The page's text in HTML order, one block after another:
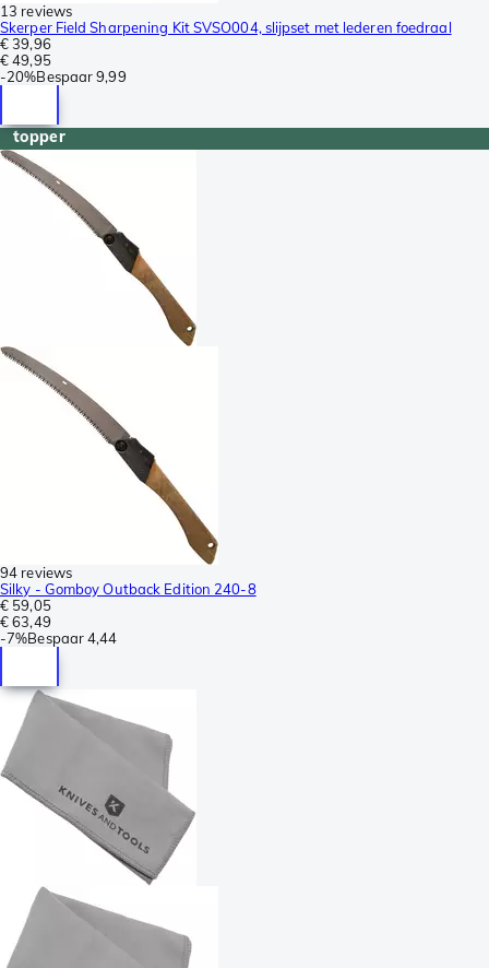
13 reviews
Skerper Field Sharpening Kit SVSO004, slijpset met lederen foedraal
€ 39,96
€ 49,95
-20%Bespaar 9,99
topper
94 reviews
Silky - Gomboy Outback Edition 240-8
€ 59,05
€ 63,49
-7%Bespaar4,44